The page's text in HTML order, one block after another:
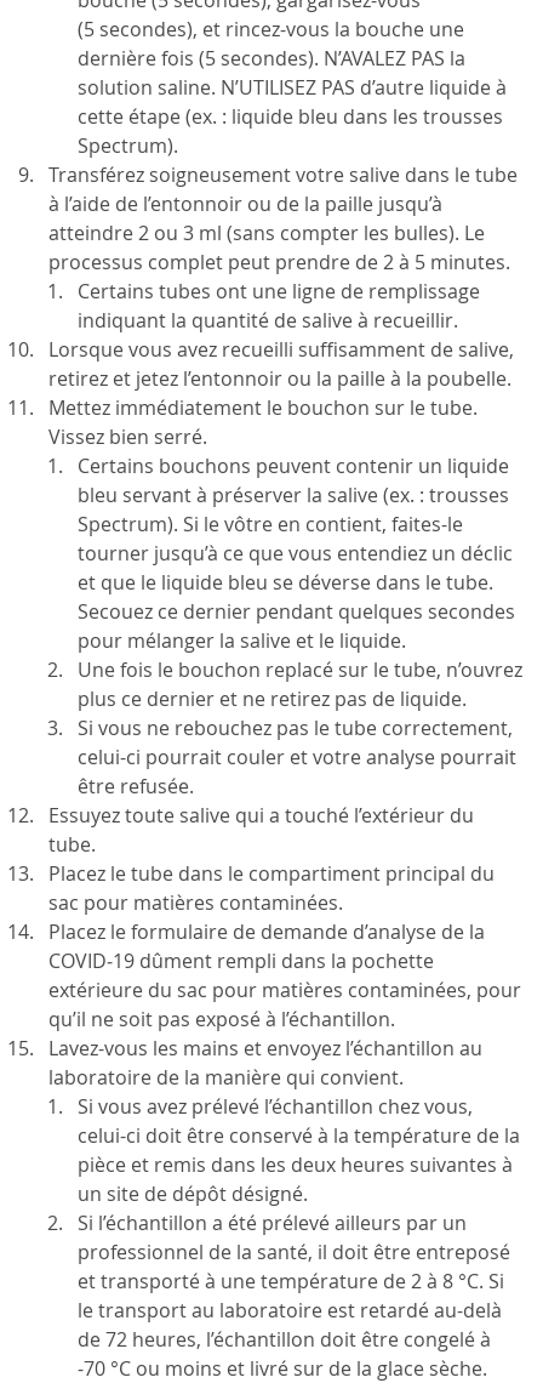
(5 secondes), et rincez-vous la bouche une
dernière fois (5 secondes). N’AVALEZ PAS la
solution saline. N’UTILISEZ PAS d’autre liquide à
cette étape (ex. : liquide bleu dans les trousses
Spectrum).
Transférez soigneusement votre salive dans le tube
à l’aide de l’entonnoir ou de la paille jusqu’à
atteindre 2 ou 3 ml (sans compter les bulles). Le
processus complet peut prendre de 2 à 5 minutes.
Certains tubes ont une ligne de remplissage
indiquant la quantité de salive à recueillir.
Lorsque vous avez recueilli suffisamment de salive,
retirez et jetez l’entonnoir ou la paille à la poubelle.
Mettez immédiatement le bouchon sur le tube.
Vissez bien serré.
Certains bouchons peuvent contenir un liquide
bleu servant à préserver la salive (ex. : trousses
Spectrum). Si le vôtre en contient, faites-le
tourner jusqu’à ce que vous entendiez un déclic
et que le liquide bleu se déverse dans le tube.
Secouez ce dernier pendant quelques secondes
pour mélanger la salive et le liquide.
Une fois le bouchon replacé sur le tube, n’ouvrez
plus ce dernier et ne retirez pas de liquide.
Si vous ne rebouchez pas le tube correctement,
celui-ci pourrait couler et votre analyse pourrait
être refusée.
Essuyez toute salive qui a touché l’extérieur du
tube.
Placez le tube dans le compartiment principal du
sac pour matières contaminées.
Placez le formulaire de demande d’analyse de la
COVID‑19 dûment rempli dans la pochette
extérieure du sac pour matières contaminées, pour
qu’il ne soit pas exposé à l’échantillon.
Lavez-vous les mains et envoyez l’échantillon au
laboratoire de la manière qui convient.
Si vous avez prélevé l’échantillon chez vous,
celui-ci doit être conservé à la température de la
pièce et remis dans les deux heures suivantes à
un site de dépôt désigné.
Si l’échantillon a été prélevé ailleurs par un
professionnel de la santé, il doit être entreposé
et transporté à une température de 2 à 8 °C. Si
le transport au laboratoire est retardé au-delà
de 72 heures, l’échantillon doit être congelé à
-70 °C ou moins et livré sur de la glace sèche.